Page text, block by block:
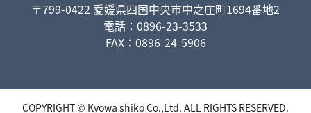
〒799-0422 愛媛県四国中央市中之庄町1694番地2
電話：0896-23-3533
FAX：0896-24-5906
COPYRIGHT © Kyowa shiko Co.,Ltd. ALL RIGHTS RESERVED.